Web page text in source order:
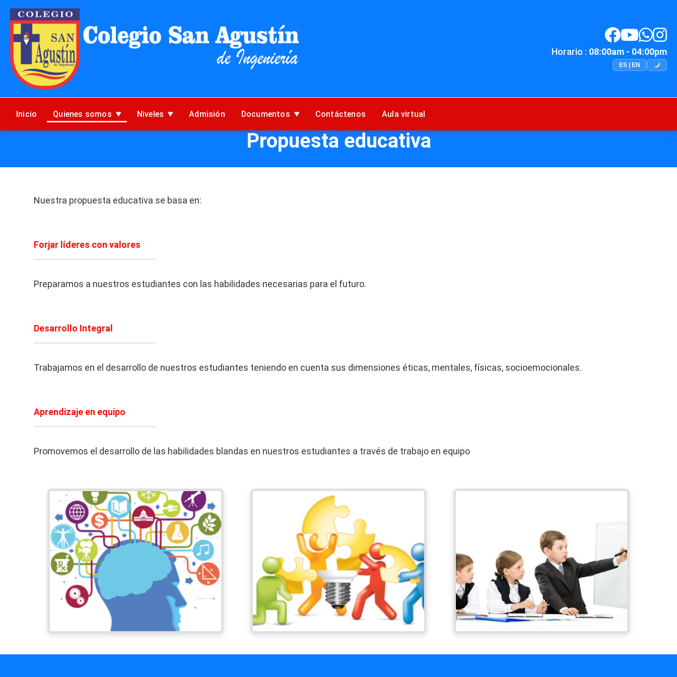
Horario : 08:00am - 04:00pm
ES | EN
Inicio Quienes somos Niveles Admisión Documentos Contáctenos Aula virtual
Propuesta educativa
Nuestra propuesta educativa se basa en:
Forjar líderes con valores
Preparamos a nuestros estudiantes con las habilidades necesarias para el futuro.
Desarrollo Integral
Trabajamos en el desarrollo de nuestros estudiantes teniendo en cuenta sus dimensiones éticas, mentales, físicas, socioemocionales.
Aprendizaje en equipo
Promovemos el desarrollo de las habilidades blandas en nuestros estudiantes a través de trabajo en equipo